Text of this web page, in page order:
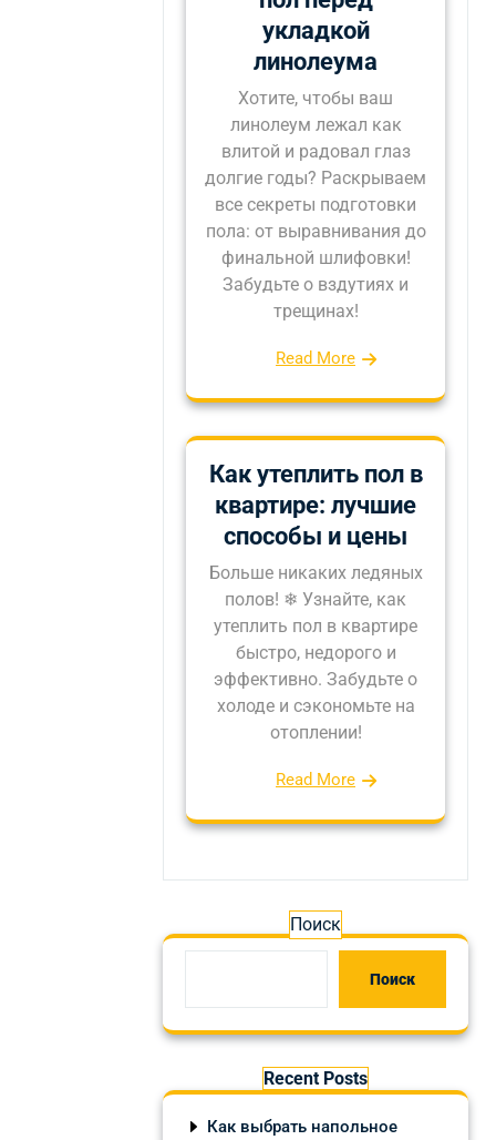
укладкой
линолеума
Хотите, чтобы ваш
линолеум лежал как
влитой и радовал глаз
долгие годы? Раскрываем
все секреты подготовки
пола: от выравнивания до
финальной шлифовки!
Забудьте о вздутиях и
трещинах!
Read More
Как утеплить пол в
квартире: лучшие
способы и цены
Больше никаких ледяных
полов! ❄ Узнайте, как
утеплить пол в квартире
быстро, недорого и
эффективно. Забудьте о
холоде и сэкономьте на
отоплении!
Read More
Поиск
Поиск
Recent Posts
Как выбрать напольное